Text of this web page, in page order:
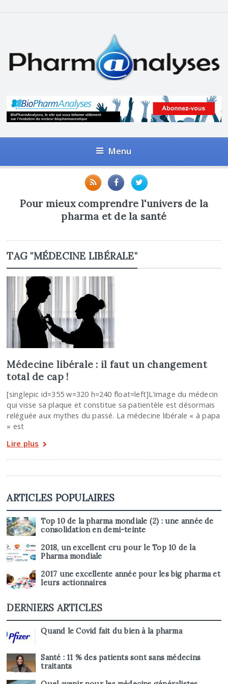
Menu
Pour mieux comprendre l'univers de la
pharma et de la santé
TAG "MÉDECINE LIBÉRALE"
Médecine libérale : il faut un changement
total de cap !
[singlepic id=355 w=320 h=240 float=left]L’image du médecin
qui visse sa plaque et constitue sa patientèle est désormais
reléguée aux mythes du passé. La médecine libérale « à papa
» est
Lire plus
ARTICLES POPULAIRES
Top 10 de la pharma mondiale (2) : une année de
consolidation en demi-teinte
2018, un excellent cru pour le Top 10 de la
Pharma mondiale
2017 une excellente année pour les big pharma et
leurs actionnaires
DERNIERS ARTICLES
Quand le Covid fait du bien à la pharma
Santé : 11 % des patients sont sans médecins
traitants